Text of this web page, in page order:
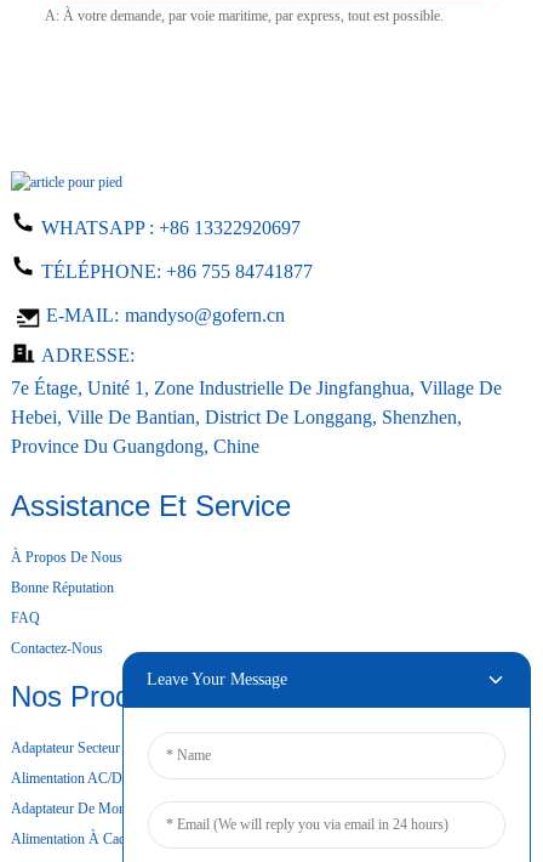
A: À votre demande, par voie maritime, par express, tout est possible.
WHATSAPP : +86 13322920697
TÉLÉPHONE: +86 755 84741877
E-MAIL: mandyso@gofern.cn
ADRESSE:
7e Étage, Unité 1, Zone Industrielle De Jingfanghua, Village De
Hebei, Ville De Bantian, District De Longgang, Shenzhen,
Province Du Guangdong, Chine
Assistance Et Service
À Propos De Nous
Bonne Réputation
FAQ
Contactez-Nous
Nos Produits
Adaptateur Secteur De Bureau
Alimentation AC/DC
Adaptateur De Montage Mural
Alimentation À Cadre Ouvert
Leave Your Message